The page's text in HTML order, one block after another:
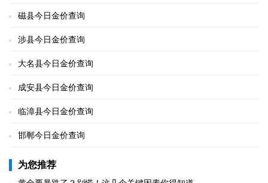
磁县今日金价查询
涉县今日金价查询
大名县今日金价查询
成安县今日金价查询
临漳县今日金价查询
邯郸今日金价查询
为您推荐